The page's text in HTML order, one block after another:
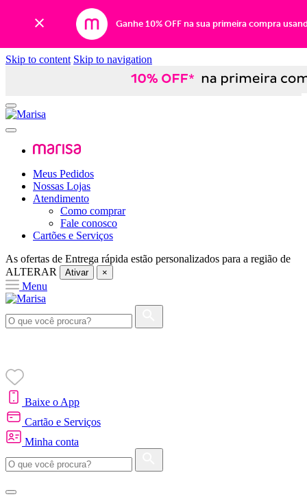
Ganhe 10% OFF na sua primeira compra
Skip to content Skip to navigation
Meus Pedidos
Nossas Lojas
Atendimento
Como comprar
Fale conosco
Cartões e Serviços
As ofertas de Entrega rápida estão personalizados para a região de
ALTERAR
Ativar ×
Menu
Baixe o App
Cartão e Serviços
Minha conta